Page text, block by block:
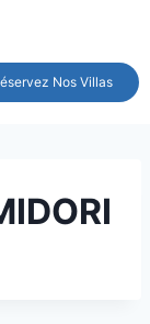
Nos Villas